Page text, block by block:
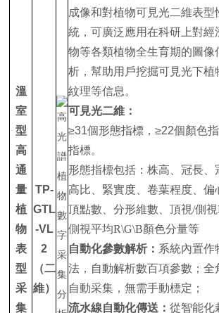
溫
室
型
高
通
量
植
物
表
型
采
集
TP-
GTL
-VL
2
（二
維）
成像和對植物可見光二維表型
統，可廣泛應用在科研上對經
物等各類植物全生育期的圖像
析，幫助用戶挖掘可見光下植
紋理等信息。
可見光二維：
≥31個形態指標，≥22個顏色
指標。
形態指標包括：株高、冠長、
高比、緊實度、卷葉程度、偏
頂點數、分形維數、頂視/側
側視平均R\G\B顏色分量等
自動化參數解析： 系統內置作
法，自動解析數百項參數；全
自動采集，無需手動標定；
流水線自動化傳送：從智能化